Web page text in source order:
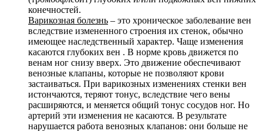
конечностей.
Варикозная болезнь – это хроническое заболевание вен
вследствие измененного строения их стенок, обычно
имеющее наследственный характер. Чаще изменения
касаются глубоких вен . В норме кровь движется по
венам ног снизу вверх. Это движение обеспечивают
венозные клапаны, которые не позволяют крови
застаиваться. При варикозных изменениях стенки вен
истончаются, теряют тонус, вследствие чего вены
расширяются, и меняется общий тонус сосудов ног. Но
артерий эти изменения не касаются. В результате
нарушается работа венозных клапанов: они больше не